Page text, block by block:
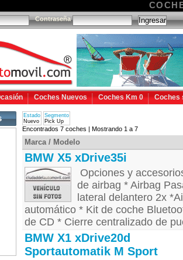
Contraseña
Coches Nuevos Coches Km 0 Coches
Estado
Nuevo
Segmento
Pick Up
Encontrados 7 coches | Mostrando 1 a 7
Marca / Modelo
BMW X5 xDrive35i
Opciones y
de airbag * Airbag
lateral delantero 2x
automático * Kit de coche
de CD * Cierre centralizado de
BMW X1 xDrive20d
Sportautomatik M Sport